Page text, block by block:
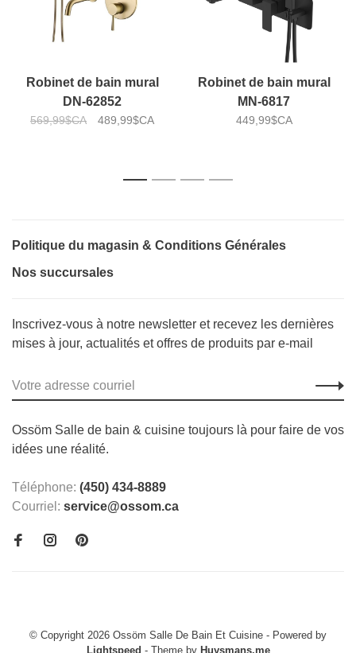
Robinet de bain mural
DN-62852
569,99$CA 489,99$CA
Robinet de bain mural
MN-6817
449,99$CA
1 2 3 4
Politique du magasin & Conditions Générales
Nos succursales
Inscrivez-vous à notre newsletter et recevez les dernières
mises à jour, actualités et offres de produits par e-mail
Ossöm Salle de bain & cuisine toujours là pour faire de vos
idées une réalité.
Téléphone: (450) 434-8889
Courriel: service@ossom.ca
© Copyright 2026 Ossöm Salle De Bain Et Cuisine - Powered by
Lightspeed - Theme by Huysmans.me